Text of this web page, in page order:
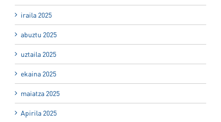
iraila 2025
abuztu 2025
uztaila 2025
ekaina 2025
maiatza 2025
Apirila 2025